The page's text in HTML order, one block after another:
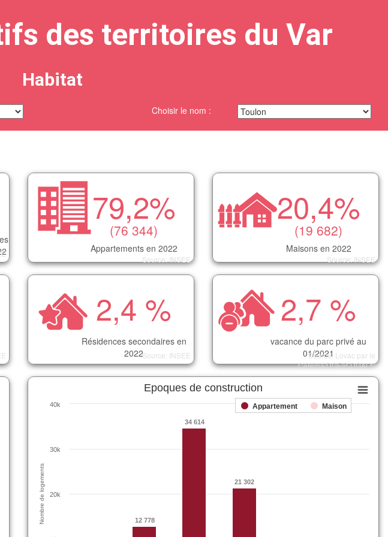
des territoires du Var
Habitat
Choisir le nom :
79,2%
(76 344)
Appartements en 2022
Source: INSEE
20,4%
(19 682)
Maisons en 2022
Source: INSEE
2,4 %
Résidences secondaires en
2022Source: INSEE
2,7 %
vacance du parc privé au
01/2021
Source: Lovac par le
Cerema/DGFiP-DGALN
Nombre de logements
Epoques de construction
12 778
12 778
34 614
34 614
21 302
21 302
Appartement Maison
20k
30k
40k